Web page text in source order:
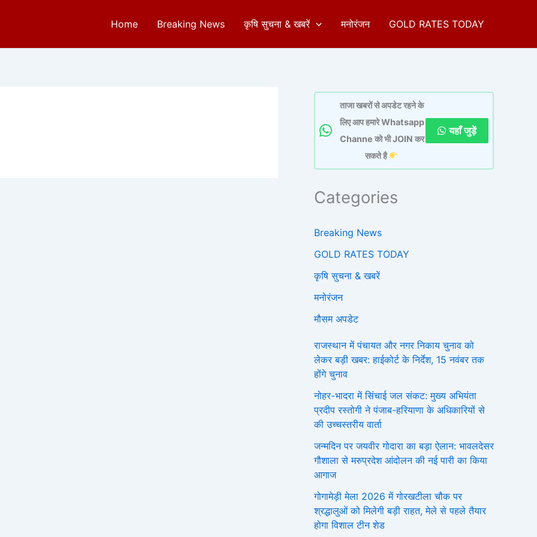
Home Breaking News कृषि सुचना & खबरें मनोरंजन GOLD RATES TODAY
ताजा खबरों से अपडेट रहने के
लिए आप हमारे Whatsapp
Channe को भी JOIN कर
सकते है
यहाँ जुड़ें
Categories
Breaking News
GOLD RATES TODAY
कृषि सुचना & खबरें
मनोरंजन
मौसम अपडेट
राजस्थान में पंचायत और नगर निकाय चुनाव को
लेकर बड़ी खबर: हाईकोर्ट के निर्देश, 15 नवंबर तक
होंगे चुनाव
नोहर-भादरा में सिंचाई जल संकट: मुख्य अभियंता
प्रदीप रस्तोगी ने पंजाब-हरियाणा के अधिकारियों से
की उच्चस्तरीय वार्ता
जन्मदिन पर जयवीर गोदारा का बड़ा ऐलान: भावलदेसर
गौशाला से मरुप्रदेश आंदोलन की नई पारी का किया
आगाज
गोगामेड़ी मेला 2026 में गोरखटीला चौक पर
श्रद्धालुओं को मिलेगी बड़ी राहत, मेले से पहले तैयार
होगा विशाल टीन शेड